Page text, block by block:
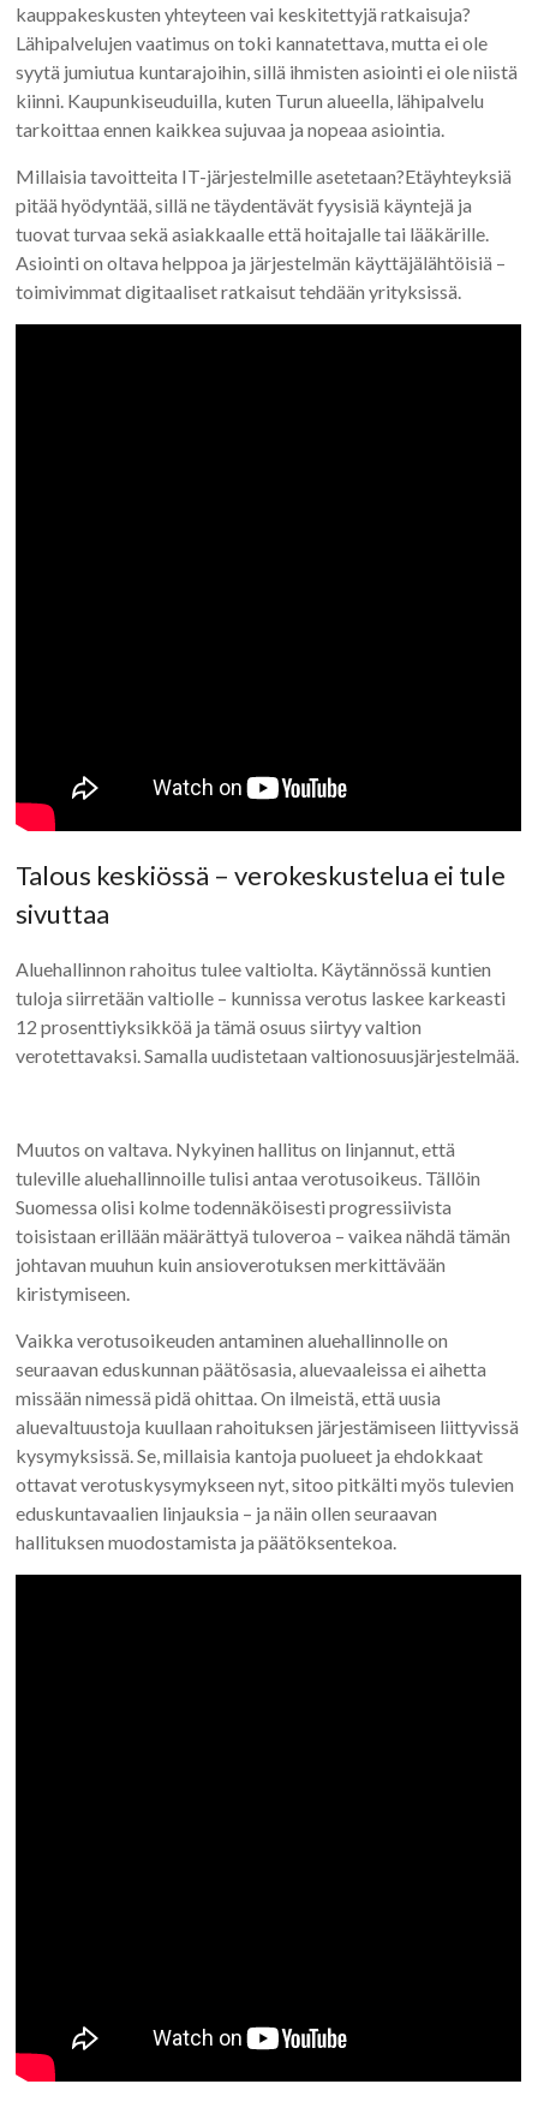
kauppakeskusten yhteyteen vai keskitettyjä ratkaisuja?
Lähipalvelujen vaatimus on toki kannatettava, mutta ei ole
syytä jumiutua kuntarajoihin, sillä ihmisten asiointi ei ole niistä
kiinni. Kaupunkiseuduilla, kuten Turun alueella, lähipalvelu
tarkoittaa ennen kaikkea sujuvaa ja nopeaa asiointia.
Millaisia tavoitteita IT-järjestelmille asetetaan?Etäyhteyksiä
pitää hyödyntää, sillä ne täydentävät fyysisiä käyntejä ja
tuovat turvaa sekä asiakkaalle että hoitajalle tai lääkärille.
Asiointi on oltava helppoa ja järjestelmän käyttäjälähtöisiä –
toimivimmat digitaaliset ratkaisut tehdään yrityksissä.
Talous keskiössä – verokeskustelua ei tule
sivuttaa
Aluehallinnon rahoitus tulee valtiolta. Käytännössä kuntien
tuloja siirretään valtiolle – kunnissa verotus laskee karkeasti
12 prosenttiyksikköä ja tämä osuus siirtyy valtion
verotettavaksi. Samalla uudistetaan valtionosuusjärjestelmää.
Muutos on valtava. Nykyinen hallitus on linjannut, että
tuleville aluehallinnoille tulisi antaa verotusoikeus. Tällöin
Suomessa olisi kolme todennäköisesti progressiivista
toisistaan erillään määrättyä tuloveroa – vaikea nähdä tämän
johtavan muuhun kuin ansioverotuksen merkittävään
kiristymiseen.
Vaikka verotusoikeuden antaminen aluehallinnolle on
seuraavan eduskunnan päätösasia, aluevaaleissa ei aihetta
missään nimessä pidä ohittaa. On ilmeistä, että uusia
aluevaltuustoja kuullaan rahoituksen järjestämiseen liittyvissä
kysymyksissä. Se, millaisia kantoja puolueet ja ehdokkaat
ottavat verotuskysymykseen nyt, sitoo pitkälti myös tulevien
eduskuntavaalien linjauksia – ja näin ollen seuraavan
hallituksen muodostamista ja päätöksentekoa.